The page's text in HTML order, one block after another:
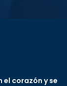
el corazón y se